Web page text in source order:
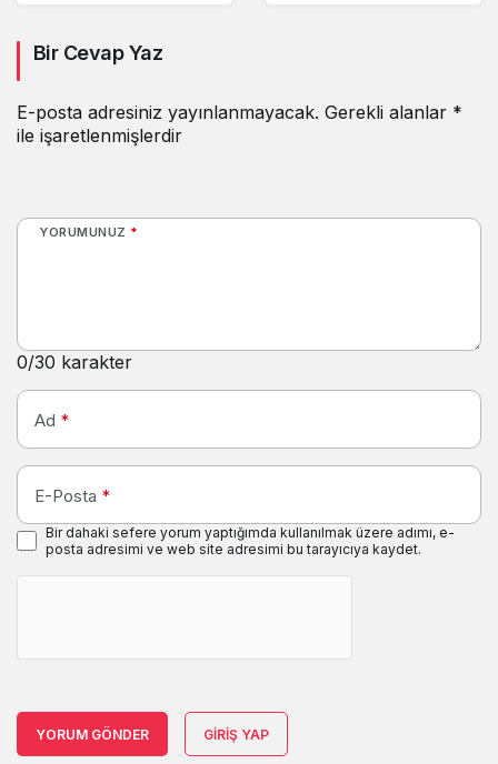
Bir Cevap Yaz
E-posta adresiniz yayınlanmayacak. Gerekli alanlar *
ile işaretlenmişlerdir
YORUMUNUZ *
0/30 karakter
Ad *
E-Posta *
Bir dahaki sefere yorum yaptığımda kullanılmak üzere adımı, e-
posta adresimi ve web site adresimi bu tarayıcıya kaydet.
YORUM GÖNDER GIRIŞ YAP